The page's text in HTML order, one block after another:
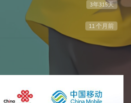
3年315天
11 个月前